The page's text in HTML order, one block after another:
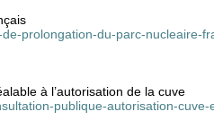
prolongation-du-parc-nucleaire-
à l’autorisation de la cuve
publique-autorisation-cuve-